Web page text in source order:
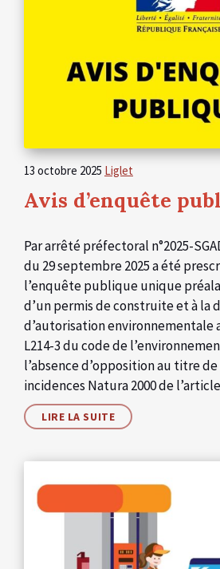
13 octobre 2025 Liglet
Avis d’enquête
Par arrêté préfectoral n°2025-
du 29 septembre 2025 a été
l’enquête publique unique
d’un permis de construite et à la
d’autorisation environnementale
L214-3 du code de
l’absence d’opposition au titre
incidences Natura 2000 de
LIRE LA SUITE